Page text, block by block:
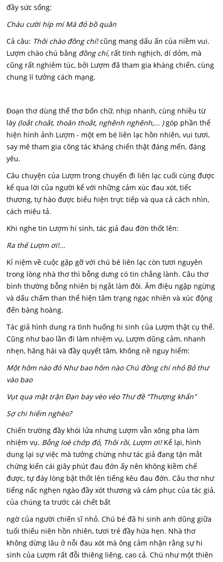
đầy sức sống:
Cháu cười híp mí Má đỏ bồ quân
Cả câu: Thôi chào đồng chí!cũng mang dấu ấn của niềm vui.
Lượm chào chú bằng đồng chí, rất tinh nghịch, dí dỏm, mà
cũng rất nghiêm túc, bởi Lượm đã tham gia kháng chiến, cùng
chung lí tưởng cách mạng.
Đoạn thơ dùng thể thơ bốn chữ, nhịp nhanh, cùng nhiều từ
láy (loắt choắt, thoăn thoắt, nghênh nghênh,... )góp phần thể
hiện hình ảnh Lượm - một em bé liên lạc hồn nhiên, vui tươi,
say mê tham gia công tác kháng chiến thật đáng mến, đáng
yêu.
Câu chuyện của Lượm trong chuyến đi liên lạc cuối cùng được
kể qua lời của người kể với những cảm xúc đau xót, tiếc
thương, tự hào được biểu hiện trực tiếp và qua cả cách nhìn,
cách miêu tả.
Khi nghe tin Lượm hi sinh, tác giả đau đớn thốt lên:
Ra thế Lượm ơi!...
Kỉ niệm về cuộc gặp gỡ với chú bé liên lạc còn tươi nguyên
trong lòng nhà thơ thì bỗng dưng có tin chẳng lành. Câu thơ
bình thường bỗng nhiên bị ngắt làm đôi. Âm điệu ngập ngừng
và dấu chấm than thể hiện tâm trạng ngạc nhiên và xúc động
đến bàng hoàng.
Tác giả hình dung ra tình huống hi sinh của Lượm thật cụ thể.
Cũng như bao lần đi làm nhiệm vụ, Lượm dũng cảm, nhanh
nhẹn, hăng hái và đầy quyết tâm, không nề nguy hiểm:
Một hôm nào đó Như bao hôm nào Chú đồng chí nhỏ Bỏ thư
vào bao
Vụt qua mật trận Đạn bay vèo vèo Thư đề “Thượng khẩn"
Sợ chi hiểm nghèo?
Chiến trường đầy khói lửa nhưng Lượm vẫn xông pha làm
nhiệm vụ. Bỗng loè chớp đỏ, Thôi rồi, Lượm ơi!Kể lại, hình
dung lại sự việc mà tưởng chừng như tác giả đang tận mắt
chứng kiến cái giây phút đau đớn ấy nên không kiềm chế
được, tự đáy lòng bật thốt lên tiếng kêu đau đớn. Câu thơ như
tiếng nấc nghẹn ngào đầy xót thương và cảm phục của tác giả,
của chúng ta trước cái chết bất
ngờ của người chiến sĩ nhỏ. Chú bé đã hi sinh anh dũng giữa
tuổi thiếu niên hồn nhiên, tươi trẻ đầy hứa hẹn. Nhà thơ
không dừng lâu ở nỗi đau xót mà ông cảm nhận rằng sự hi
sinh của Lượm rất đỗi thiêng liêng, cao cả. Chú như một thiên